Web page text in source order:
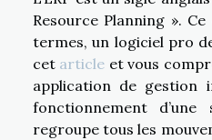
Resource Planning ».
termes, un logiciel pro
cet article et vous
application de gestion
fonctionnement
regroupe tous les